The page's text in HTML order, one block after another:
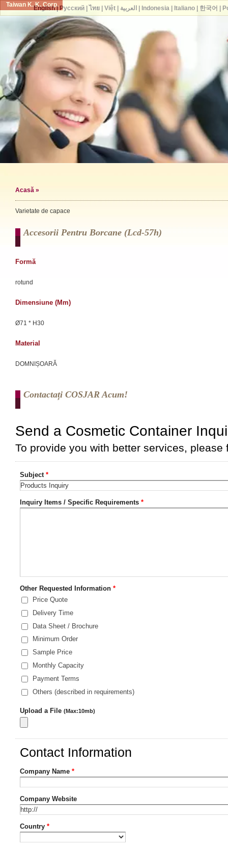
Taiwan K. K. Corp.
Acasă »
Varietate de capace
Accesorii Pentru Borcane (lcd-57h)
Formă
rotund
Dimensiune (mm)
Ø71 * H30
Material
DOMNIȘOARĂ
Contactați COSJAR Acum!
English| Русский| ไทย| Việt| العربية Indonesia| Italiano| 한국어